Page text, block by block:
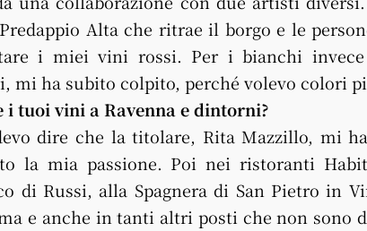
Alta che ritrae il borgo e le
i miei vini rossi. Per i bianchi
mi ha subito colpito, perché volevo colori
i tuoi vini a Ravenna e dintorni?
dire che la titolare, Rita Mazzillo, mi
la mia passione. Poi nei ristoranti
di Russi, alla Spagnera di San Pietro in
e anche in tanti altri posti che non sono